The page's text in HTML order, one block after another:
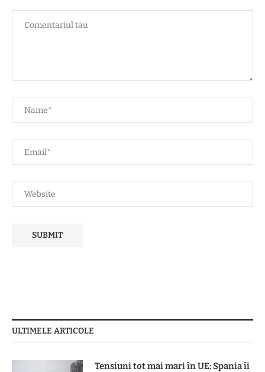
ULTIMELE ARTICOLE
Tensiuni tot mai mari în UE: Spania îi